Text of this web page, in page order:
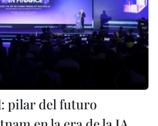
pilar del futuro